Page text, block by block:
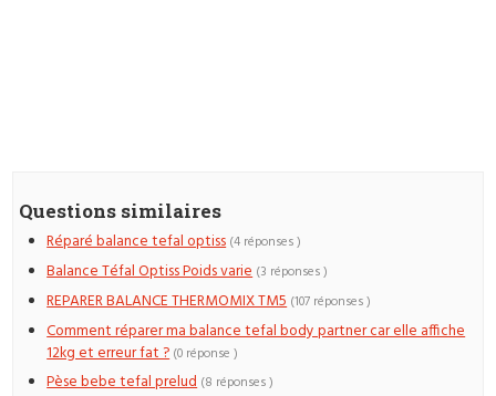
Questions similaires
Réparé balance tefal optiss (4 réponses )
Balance Téfal Optiss Poids varie (3 réponses )
REPARER BALANCE THERMOMIX TM5 (107 réponses )
Comment réparer ma balance tefal body partner car elle affiche
12kg et erreur fat ? (0 réponse )
Pèse bebe tefal prelud (8 réponses )